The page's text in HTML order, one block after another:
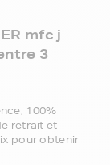
mfc j
3
100%
retrait et
pour obtenir